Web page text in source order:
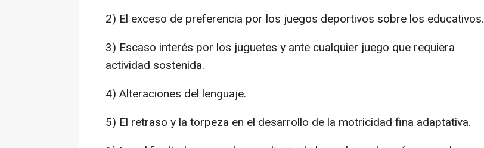
2) El exceso de preferencia por los juegos deportivos sobre los educativos.
3) Escaso interés por los juguetes y ante cualquier juego que requiera
actividad sostenida.
4) Alteraciones del lenguaje.
5) El retraso y la torpeza en el desarrollo de la motricidad fina adaptativa.